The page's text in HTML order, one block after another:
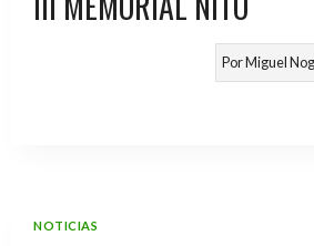
PorMiguel
NOTICIAS